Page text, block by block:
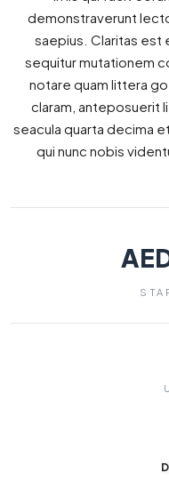
demonstraverunt
saepius. Claritas est
sequitur mutationem
notare quam littera
claram, anteposuerit
seacula quarta decima
qui nunc nobis